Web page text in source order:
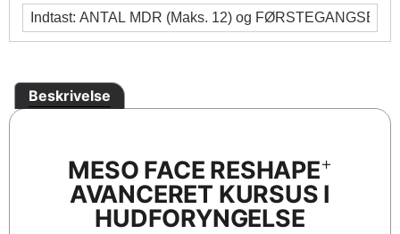
Beskrivelse
MESO FACE RESHAPE+
AVANCERET KURSUS I
HUDFORYNGELSE